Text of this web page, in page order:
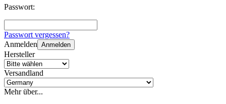
Passwort:
Passwort vergessen?
Anmelden Anmelden
Hersteller
Versandland
Mehr über...